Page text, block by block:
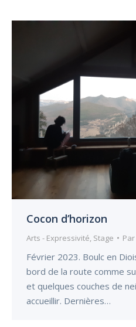
Cocon d’horizon
Arts - Expressivité, Stage Par
Février 2023. Boulc en
bord de la route comme
et quelques couches de
accueillir. Dernières…